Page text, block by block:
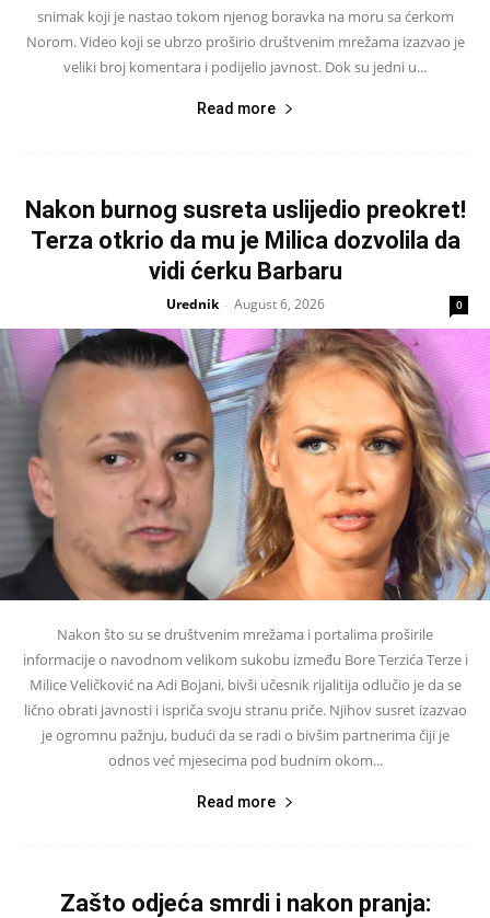
snimak koji je nastao tokom njenog boravka na moru sa ćerkom
Norom. Video koji se ubrzo proširio društvenim mrežama izazvao je
veliki broj komentara i podijelio javnost. Dok su jedni u...
Read more
Nakon burnog susreta uslijedio preokret!
Terza otkrio da mu je Milica dozvolila da
vidi ćerku Barbaru
Urednik - August 6, 2026 0
Nakon što su se društvenim mrežama i portalima proširile
informacije o navodnom velikom sukobu između Bore Terzića Terze i
Milice Veličković na Adi Bojani, bivši učesnik rijalitija odlučio je da se
lično obrati javnosti i ispriča svoju stranu priče. Njihov susret izazvao
je ogromnu pažnju, budući da se radi o bivšim partnerima čiji je
odnos već mjesecima pod budnim okom...
Read more
Zašto odjeća smrdi i nakon pranja: